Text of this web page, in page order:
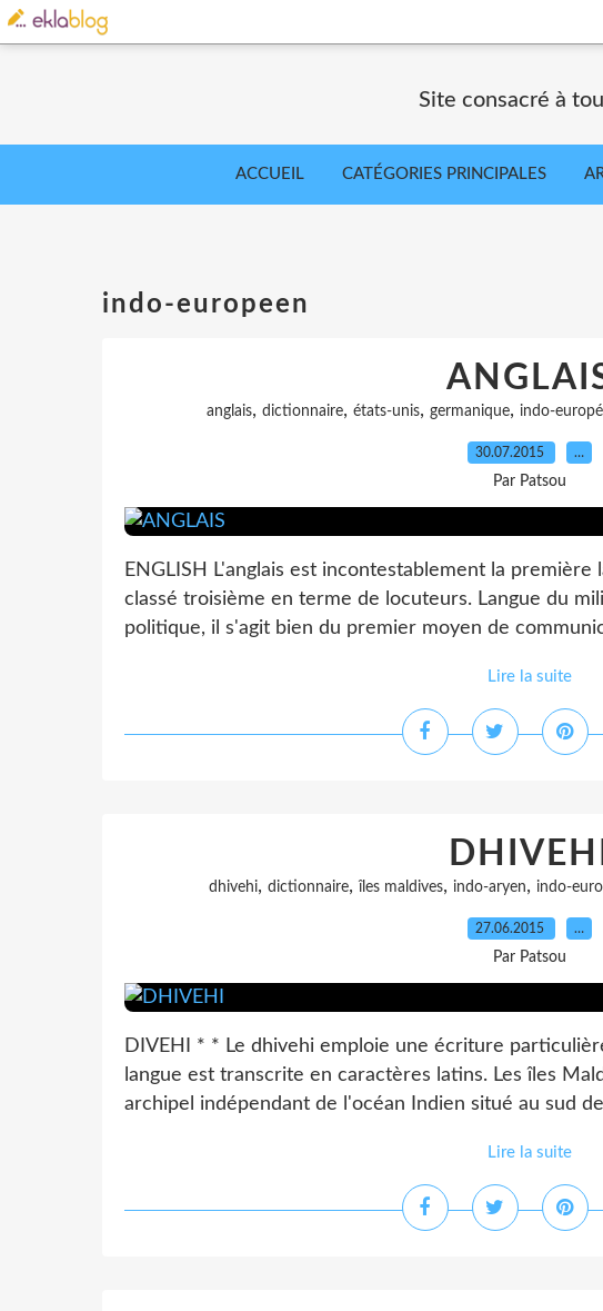
Site consacré à
ACCUEIL CATÉGORIES PRINCIPALES
indo-europeen
anglais, dictionnaire, états-unis, germanique, indo-
30.07.2015 …
Par Patsou
ENGLISH L'anglais est incontestablement la
classé troisième en terme de locuteurs. Langue du
politique, il s'agit bien du premier moyen de
Lire la suite
DHIVEHI
dhivehi, dictionnaire, îles maldives, indo-aryen, indo-
27.06.2015 …
Par Patsou
DIVEHI * * Le dhivehi emploie une écriture
langue est transcrite en caractères latins. Les îles
archipel indépendant de l'océan Indien situé au sud
Lire la suite